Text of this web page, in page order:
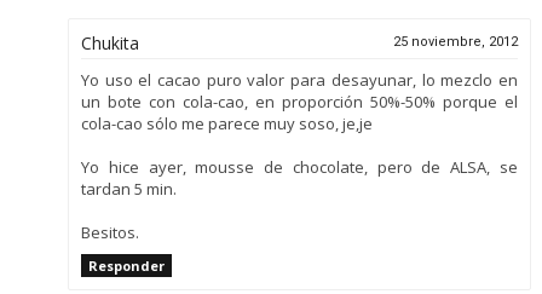
Chukita 25 noviembre, 2012
Yo uso el cacao puro valor para desayunar, lo mezclo en
un bote con cola-cao, en proporción 50%-50% porque el
cola-cao sólo me parece muy soso, je,je
Yo hice ayer, mousse de chocolate, pero de ALSA, se
tardan 5 min.
Besitos.
Responder